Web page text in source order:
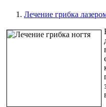
Лечение грибка